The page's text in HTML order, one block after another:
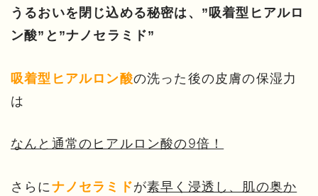
うるおいを閉じ込める秘密は、”吸着型ヒアルロ
ン酸”と”ナノセラミド”
吸着型ヒアルロン酸の洗った後の皮膚の保湿力
は
なんと通常のヒアルロン酸の9倍！
さらに ナノセラミドが素早く浸透し、肌の奥か